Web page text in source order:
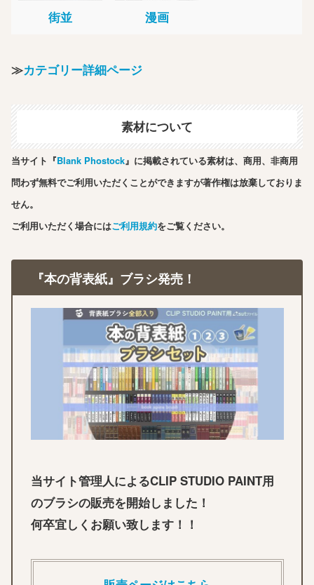
街並 漫画
≫カテゴリー詳細ページ
素材について
当サイト『Blank Phostock』に掲載されている素材は、商用、非商用
問わず無料でご利用いただくことができますが著作権は放棄しておりま
せん。
ご利用いただく場合にはご利用規約をご覧ください。
『本の背表紙』ブラシ発売！
当サイト管理人によるCLIP STUDIO PAINT用
のブラシの販売を開始しました！
何卒宜しくお願い致します！！